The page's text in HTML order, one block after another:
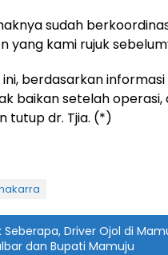
sudah
yang kami rujuk
ini, berdasarkan
baikan setelah
tutup dr. Tjia. (*)
Driver Ojol di
dan Bupati Mamuju